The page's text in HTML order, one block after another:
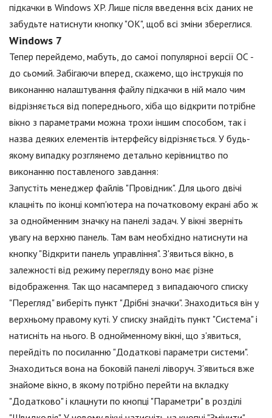
підкачки в Windows XP. Лише після введення всіх даних не
забудьте натиснути кнопку "ОК", щоб всі зміни збереглися.
Windows 7
Тепер перейдемо, мабуть, до самої популярної версії ОС -
до сьомий. Забігаючи вперед, скажемо, що інструкція по
виконанню налаштування файлу підкачки в ній мало чим
відрізняється від попереднього, хіба що відкрити потрібне
вікно з параметрами можна трохи іншим способом, так і
назва деяких елементів інтерфейсу відрізняється. У будь-
якому випадку розглянемо детально керівництво по
виконанню поставленого завдання:
Запустіть менеджер файлів "Провідник". Для цього двічі
клацніть по іконці комп'ютера на початковому екрані або ж
за однойменним значку на панелі задач. У вікні зверніть
увагу на верхню панель. Там вам необхідно натиснути на
кнопку "Відкрити панель управління". З'явиться вікно, в
залежності від режиму перегляду воно має різне
відображення. Так що насамперед з випадаючого списку
"Перегляд" виберіть пункт "Дрібні значки". Знаходиться він у
верхньому правому куті. У списку знайдіть пункт "Система" і
натисніть на нього. В однойменному вікні, що з'явиться,
перейдіть по посиланню "Додаткові параметри системи".
Знаходиться вона на боковій панелі ліворуч. З'явиться вже
знайоме вікно, в якому потрібно перейти на вкладку
"Додатково" і клацнути по кнопці "Параметри" в розділі